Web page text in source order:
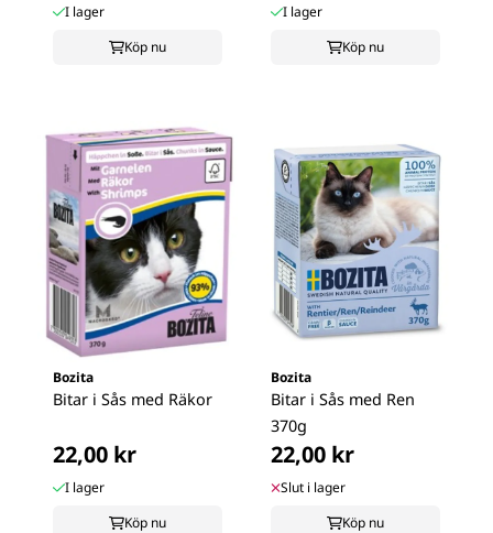
I lager
Köp nu
I lager
Köp nu
Bozita
Bitar i Sås med Räkor
22,00 kr
I lager
Köp nu
Bozita
Bitar i Sås med Ren
370g
22,00 kr
Slut i lager
Köp nu